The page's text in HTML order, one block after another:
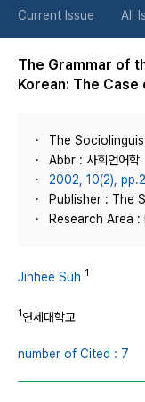
Current Issue All
The Grammar of
Korean: The
The
Abbr : 사회언어학
2002, 10(2),
Publisher : The
Research Area
Jinhee Suh 1
1연세대학교
number of Cited : 7